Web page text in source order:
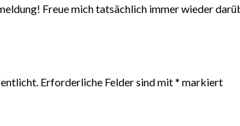
Freue mich tatsächlich immer wieder
Erforderliche Felder sind mit* markiert